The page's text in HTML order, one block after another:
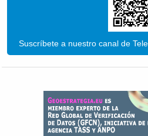
Suscríbete a nuestro canal de